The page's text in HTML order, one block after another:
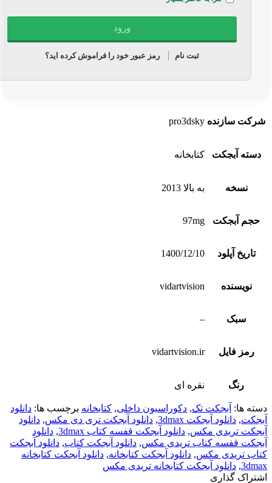
ثبت نام رمز عبور خود را فراموش کرده اید؟
شرکت سازنده pro3dsky
دسته آبجکت کتابخانه
نسخه به بالا 2013
حجم آبجکت 97mg
تاریخ آپلود 1400/12/10
نویسنده vidartvision
سبک –
رمز فایل vidartvision.ir
رنگ نقره ای
دسته ها: آبجکت تک, دکوراسیون داخلی, کتابخانه برچسب ها: دانلود
آبجکت, دانلود آبجکت 3dmax , دانلود آبجکت تری دی مکس, دانلود
آبجکت تریدی مکس, دانلود آبجکت قفسه کتاب 3dmax , دانلود
آبجکت قفسه کتاب تریدی مکس, دانلود آبجکت کتاب, دانلود آبجکت
کتاب تریدی مکس, دانلود آبجکت کتابخانه, دانلود آبجکت کتابخانه
3dmax
, دانلود آبجکت کتابخانه تریدی مکس
اشتراک گذاری